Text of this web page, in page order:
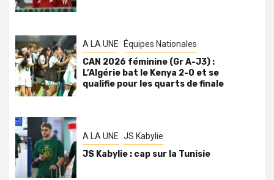
A LA UNE Équipes Nationales
CAN 2026 féminine (Gr A-J3) :
L’Algérie bat le Kenya 2-0 et se
qualifie pour les quarts de finale
A LA UNE JS Kabylie
JS Kabylie : cap sur la Tunisie